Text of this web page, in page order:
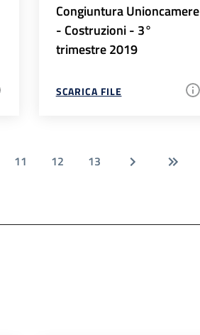
Congiuntura Unioncamere
- Costruzioni - 3°
trimestre 2019
SCARICA FILE
11 12 13